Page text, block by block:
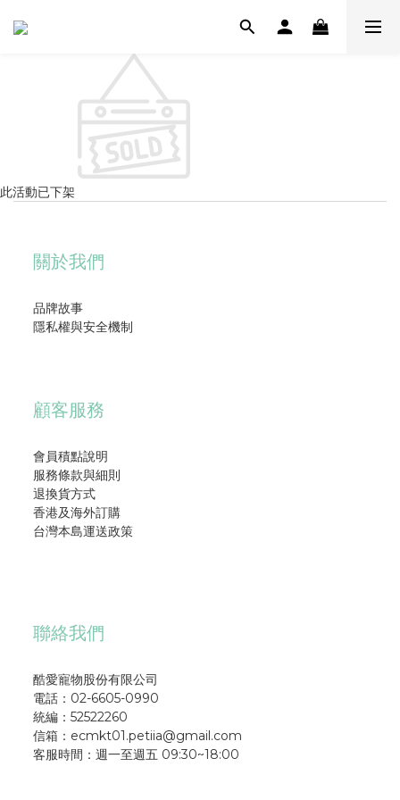
此活動已下架
關於我們
品牌故事
隱私權與安全機制
顧客服務
會員積點說明
服務條款與細則
退換貨方式
香港及海外訂購
台灣本島運送政策
聯絡我們
酷愛寵物股份有限公司
電話：02-6605-0990
統編：52522260
信箱：ecmkt01.petiia@gmail.com
客服時間：週一至週五 09:30~18:00